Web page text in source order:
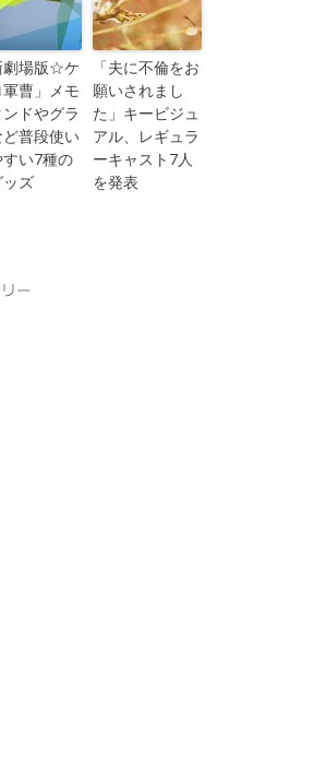
劇場版☆ケ
軍曹」メモ
ドやグラ
ど普段使い
すい7種の
ズ
「夫に不倫をお
願いされまし
た」キービジュ
アル、レギュラ
ーキャスト7人
を発表